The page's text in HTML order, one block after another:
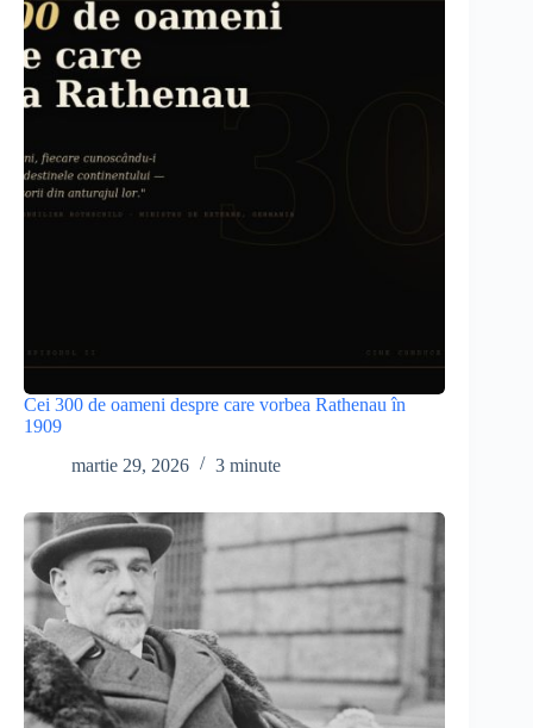
Cei 300 de oameni despre care vorbea Rathenau în
1909
martie 29, 2026
3 minute